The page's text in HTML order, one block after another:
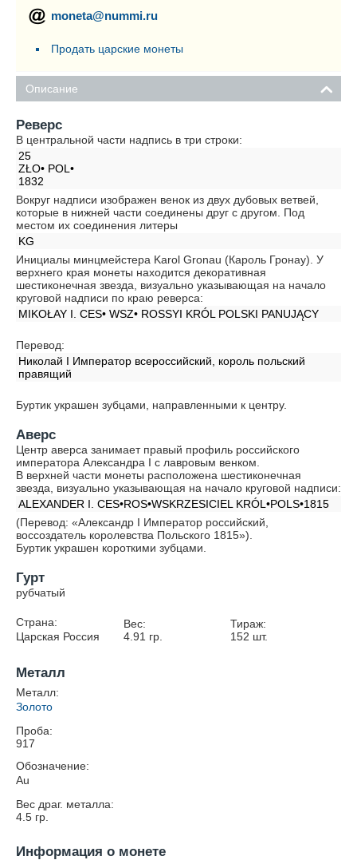
moneta@nummi.ru
Продать царские монеты
Описание
Реверс
В центральной части надпись в три строки:
25
ZŁO• POL•
1832
Вокруг надписи изображен венок из двух дубовых ветвей,
которые в нижней части соединены друг с другом. Под
местом их соединения литеры
KG
Инициалы минцмейстера Karol Gronau (Кароль Гронау). У
верхнего края монеты находится декоративная
шестиконечная звезда, визуально указывающая на начало
круговой надписи по краю реверса:
MIKOŁAY I. CES• WSZ• ROSSYI KRÓL POLSKI PANUJĄCY
Перевод:
Николай I Император всероссийский, король польский
правящий
Буртик украшен зубцами, направленными к центру.
Аверс
Центр аверса занимает правый профиль российского
императора Александра I c лавровым венком.
В верхней части монеты расположена шестиконечная
звезда, визуально указывающая на начало круговой надписи:
ALEXANDER I. CES•ROS•WSKRZESICIEL KRÓL•POLS•1815
(Перевод: «Александр I Император российский,
воссоздатель королевства Польского 1815»).
Буртик украшен короткими зубцами.
Гурт
рубчатый
Страна:
Царская Россия
Вес:
4.91 гр.
Тираж:
152 шт.
Металл
Металл:
Золото
Проба:
917
Обозначение:
Au
Вес драг. металла:
4.5 гр.
Информация о монете